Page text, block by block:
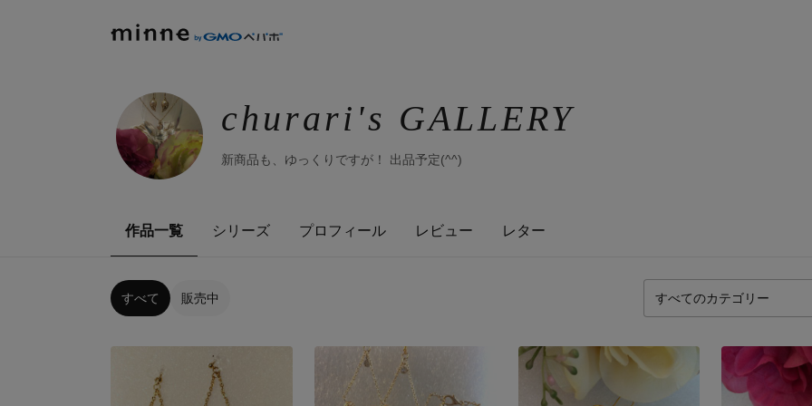
churari's GALLERY
新商品も、ゆっくりですが！ 出品予定(^^)
作品一覧 シリーズ プロフィール レビュー レター
すべて 販売中